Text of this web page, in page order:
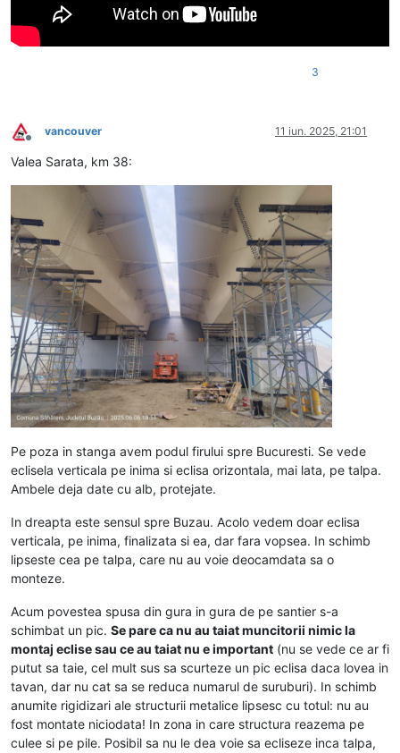
3
Deconectat
vancouver 11 iun. 2025, 21:01
Valea Sarata, km 38:
Pe poza in stanga avem podul firului spre Bucuresti. Se vede
eclisela verticala pe inima si eclisa orizontala, mai lata, pe talpa.
Ambele deja date cu alb, protejate.
In dreapta este sensul spre Buzau. Acolo vedem doar eclisa
verticala, pe inima, finalizata si ea, dar fara vopsea. In schimb
lipseste cea pe talpa, care nu au voie deocamdata sa o
monteze.
Acum povestea spusa din gura in gura de pe santier s-a
schimbat un pic. Se pare ca nu au taiat muncitorii nimic la
montaj eclise sau ce au taiat nu e important (nu se vede ce ar fi
putut sa taie, cel mult sus sa scurteze un pic eclisa daca lovea in
tavan, dar nu cat sa se reduca numarul de suruburi). In schimb
anumite rigidizari ale structurii metalice lipsesc cu totul: nu au
fost montate niciodata! In zona in care structura reazema pe
culee si pe pile. Posibil sa nu le dea voie sa ecliseze inca talpa,